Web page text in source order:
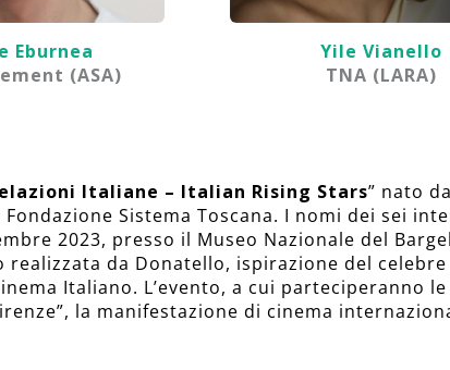
Eburnea
(ASA)
Yile Vianello
TNA (LARA)
Italiane – Italian Rising Stars” nato
Fondazione Sistema Toscana. I nomi dei sei
2023, presso il Museo Nazionale del
da Donatello, ispirazione del
Italiano. L’evento, a cui
la manifestazione di cinema